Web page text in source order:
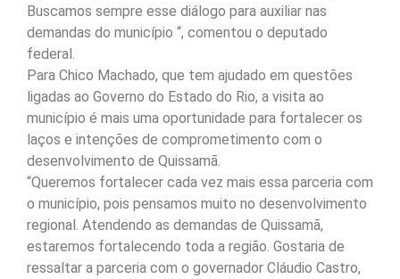
Buscamos sempre esse diálogo para auxiliar nas
demandas do município “, comentou o deputado
federal.
Para Chico Machado, que tem ajudado em questões
ligadas ao Governo do Estado do Rio, a visita ao
município é mais uma oportunidade para fortalecer os
laços e intenções de comprometimento com o
desenvolvimento de Quissamã.
“Queremos fortalecer cada vez mais essa parceria com
o município, pois pensamos muito no desenvolvimento
regional. Atendendo as demandas de Quissamã,
estaremos fortalecendo toda a região. Gostaria de
ressaltar a parceria com o governador Cláudio Castro,